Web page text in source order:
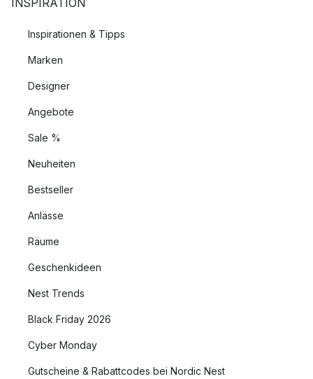
INSPIRATION
Inspirationen & Tipps
Marken
Designer
Angebote
Sale %
Neuheiten
Bestseller
Anlässe
Räume
Geschenkideen
Nest Trends
Black Friday 2026
Cyber Monday
Gutscheine & Rabattcodes bei Nordic Nest